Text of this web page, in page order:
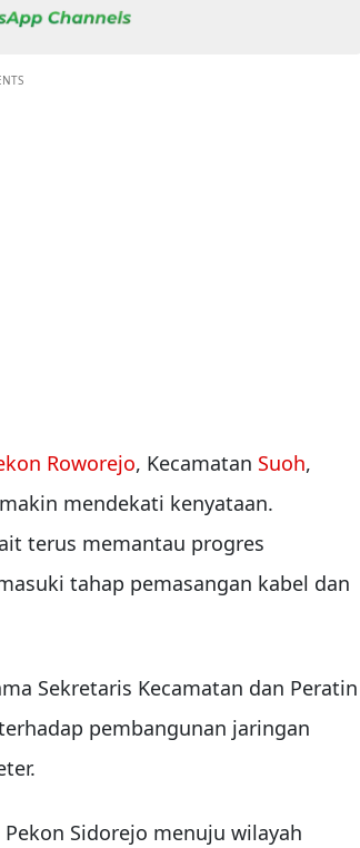
Roworejo, Kecamatan Suoh,
mendekati kenyataan.
terus memantau progres
tahap pemasangan kabel dan
Sekretaris Kecamatan dan Peratin
pembangunan jaringan
Sidorejo menuju wilayah